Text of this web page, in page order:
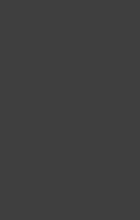
il bagno con
o sospeso